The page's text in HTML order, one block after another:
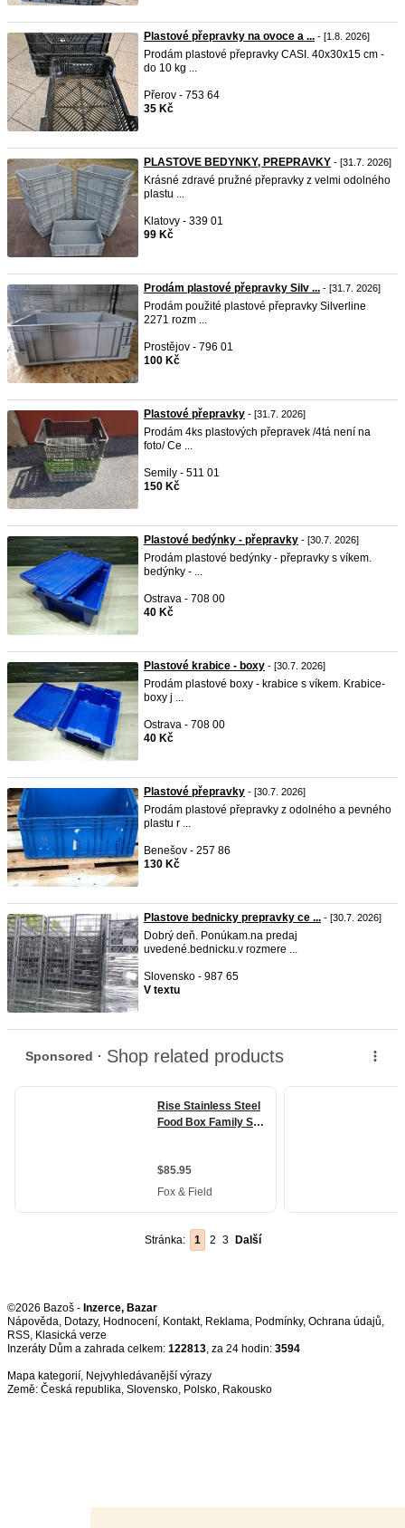
Plastové přepravky na ovoce a ... - [1.8. 2026]
Prodám plastové přepravky CASI. 40x30x15 cm -
do 10 kg ...
Přerov - 753 64
35 Kč
PLASTOVE BEDYNKY, PREPRAVKY - [31.7. 2026]
Krásné zdravé pružné přepravky z velmi odolného
plastu ...
Klatovy - 339 01
99 Kč
Prodám plastové přepravky Silv ... - [31.7. 2026]
Prodám použité plastové přepravky Silverline
2271 rozm ...
Prostějov - 796 01
100 Kč
Plastové přepravky - [31.7. 2026]
Prodám 4ks plastových přepravek /4tá není na
foto/ Ce ...
Semily - 511 01
150 Kč
Plastové bedýnky - přepravky - [30.7. 2026]
Prodám plastové bedýnky - přepravky s víkem.
bedýnky - ...
Ostrava - 708 00
40 Kč
Plastové krabice - boxy - [30.7. 2026]
Prodám plastové boxy - krabice s víkem. Krabice-
boxy j ...
Ostrava - 708 00
40 Kč
Plastové přepravky - [30.7. 2026]
Prodám plastové přepravky z odolného a pevného
plastu r ...
Benešov - 257 86
130 Kč
Plastove bednicky prepravky ce ... - [30.7. 2026]
Dobrý deň. Ponúkam.na predaj
uvedené.bednicku.v rozmere ...
Slovensko - 987 65
V textu
Stránka: 1 2 3 Další
©2026 Bazoš - Inzerce, Bazar
Nápověda, Dotazy, Hodnocení, Kontakt, Reklama, Podmínky, Ochrana údajů,
RSS,
Inzeráty Dům a zahrada celkem: 122813, za 24 hodin: 3594
Mapa kategorií, Nejvyhledávanější výrazy
Země: Česká republika, Slovensko, Polsko, Rakousko